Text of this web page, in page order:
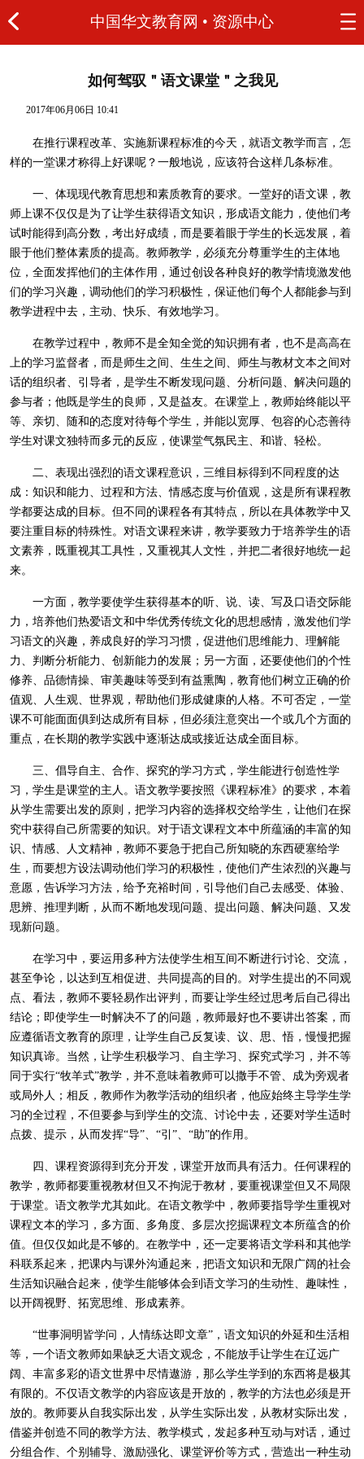
中国华文教育网 • 资源中心
如何驾驭＂语文课堂＂之我见
2017年06月06日 10:41
在推行课程改革、实施新课程标准的今天，就语文教学而言，怎
样的一堂课才称得上好课呢？一般地说，应该符合这样几条标准。
一、体现现代教育思想和素质教育的要求。一堂好的语文课，教
师上课不仅仅是为了让学生获得语文知识，形成语文能力，使他们考
试时能得到高分数，考出好成绩，而是要着眼于学生的长远发展，着
眼于他们整体素质的提高。教师教学，必须充分尊重学生的主体地
位，全面发挥他们的主体作用，通过创设各种良好的教学情境激发他
们的学习兴趣，调动他们的学习积极性，保证他们每个人都能参与到
教学进程中去，主动、快乐、有效地学习。
在教学过程中，教师不是全知全觉的知识拥有者，也不是高高在
上的学习监督者，而是师生之间、生生之间、师生与教材文本之间对
话的组织者、引导者，是学生不断发现问题、分析问题、解决问题的
参与者；他既是学生的良师，又是益友。在课堂上，教师始终能以平
等、亲切、随和的态度对待每个学生，并能以宽厚、包容的心态善待
学生对课文独特而多元的反应，使课堂气氛民主、和谐、轻松。
二、表现出强烈的语文课程意识，三维目标得到不同程度的达
成：知识和能力、过程和方法、情感态度与价值观，这是所有课程教
学都要达成的目标。但不同的课程各有其特点，所以在具体教学中又
要注重目标的特殊性。对语文课程来讲，教学要致力于培养学生的语
文素养，既重视其工具性，又重视其人文性，并把二者很好地统一起
来。
一方面，教学要使学生获得基本的听、说、读、写及口语交际能
力，培养他们热爱语文和中华优秀传统文化的思想感情，激发他们学
习语文的兴趣，养成良好的学习习惯，促进他们思维能力、理解能
力、判断分析能力、创新能力的发展；另一方面，还要使他们的个性
修养、品德情操、审美趣味等受到有益熏陶，教育他们树立正确的价
值观、人生观、世界观，帮助他们形成健康的人格。不可否定，一堂
课不可能面面俱到达成所有目标，但必须注意突出一个或几个方面的
重点，在长期的教学实践中逐渐达成或接近达成全面目标。
三、倡导自主、合作、探究的学习方式，学生能进行创造性学
习，学生是课堂的主人。语文教学要按照《课程标准》的要求，本着
从学生需要出发的原则，把学习内容的选择权交给学生，让他们在探
究中获得自己所需要的知识。对于语文课程文本中所蕴涵的丰富的知
识、情感、人文精神，教师不要急于把自己所知晓的东西硬塞给学
生，而要想方设法调动他们学习的积极性，使他们产生浓烈的兴趣与
意愿，告诉学习方法，给予充裕时间，引导他们自己去感受、体验、
思辨、推理判断，从而不断地发现问题、提出问题、解决问题、又发
现新问题。
在学习中，要运用多种方法使学生相互间不断进行讨论、交流，
甚至争论，以达到互相促进、共同提高的目的。对学生提出的不同观
点、看法，教师不要轻易作出评判，而要让学生经过思考后自己得出
结论；即使学生一时解决不了的问题，教师最好也不要讲出答案，而
应遵循语文教育的原理，让学生自己反复读、议、思、悟，慢慢把握
知识真谛。当然，让学生积极学习、自主学习、探究式学习，并不等
同于实行“牧羊式”教学，并不意味着教师可以撒手不管、成为旁观者
或局外人；相反，教师作为教学活动的组织者，他应始终主导学生学
习的全过程，不但要参与到学生的交流、讨论中去，还要对学生适时
点拨、提示，从而发挥“导”、“引”、“助”的作用。
四、课程资源得到充分开发，课堂开放而具有活力。任何课程的
教学，教师都要重视教材但又不拘泥于教材，要重视课堂但又不局限
于课堂。语文教学尤其如此。在语文教学中，教师要指导学生重视对
课程文本的学习，多方面、多角度、多层次挖掘课程文本所蕴含的价
值。但仅仅如此是不够的。在教学中，还一定要将语文学科和其他学
科联系起来，把课内与课外沟通起来，把语文知识和无限广阔的社会
生活知识融合起来，使学生能够体会到语文学习的生动性、趣味性，
以开阔视野、拓宽思维、形成素养。
“世事洞明皆学问，人情练达即文章”，语文知识的外延和生活相
等，一个语文教师如果缺乏大语文观念，不能放手让学生在辽远广
阔、丰富多彩的语文世界中尽情遨游，那么学生学到的东西将是极其
有限的。不仅语文教学的内容应该是开放的，教学的方法也必须是开
放的。教师要从自我实际出发，从学生实际出发，从教材实际出发，
借鉴并创造不同的教学方法、教学模式，发起多种互动与对话，通过
分组合作、个别辅导、激励强化、课堂评价等方式，营造出一种生动